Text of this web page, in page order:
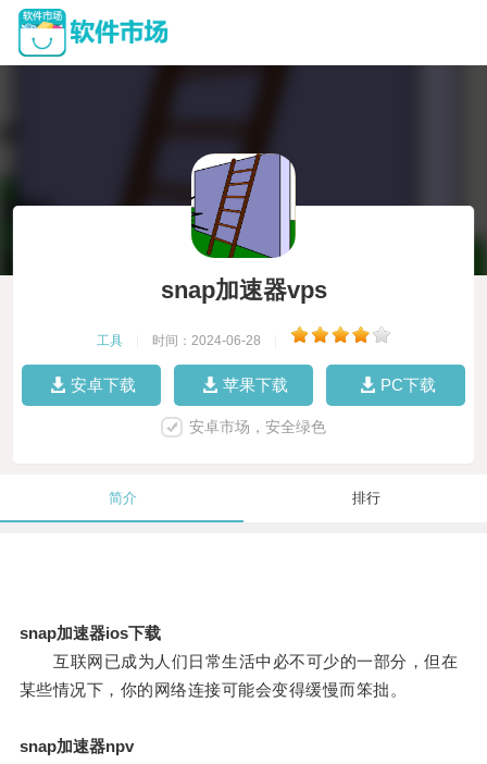
snap加速器vps
工具 时间：2024-06-28
安卓下载 苹果下载 PC下载
安卓市场，安全绿色
简介 排行
snap加速器ios下载
互联网已成为人们日常生活中必不可少的一部分，但在
某些情况下，你的网络连接可能会变得缓慢而笨拙。
snap加速器npv